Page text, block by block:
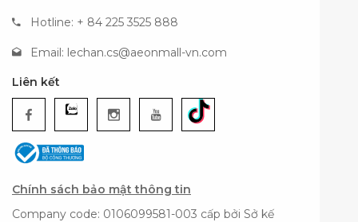
Hotline: + 84 225 3525 888
Email: lechan.cs@aeonmall-vn.com
Liên kết
Chính sách bảo mật thông tin
Company code: 0106099581-003 cấp bởi Sở kế